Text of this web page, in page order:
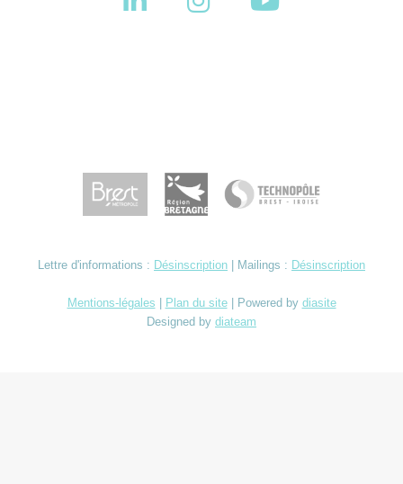
Lettre d'informations : Désinscription | Mailings : Désinscription
Mentions-légales Plan du site| Powered by diasite
Designed by diateam